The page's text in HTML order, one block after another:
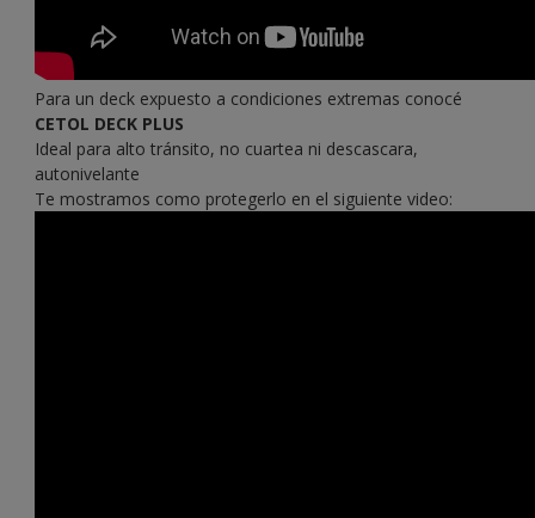
Para un deck expuesto a condiciones extremas conocé
CETOL DECK PLUS
Ideal para alto tránsito, no cuartea ni descascara,
autonivelante
Te mostramos como protegerlo en el siguiente video: